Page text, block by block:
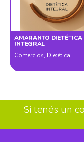
AMARANTO DIETÉTICA
INTEGRAL
Comercios, Dietética
Si tenés un